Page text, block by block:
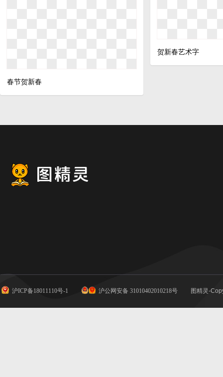
春节贺新春
贺新春艺术字
沪ICP备18011110号-1 沪公网安备 31010402010218号 图精灵-